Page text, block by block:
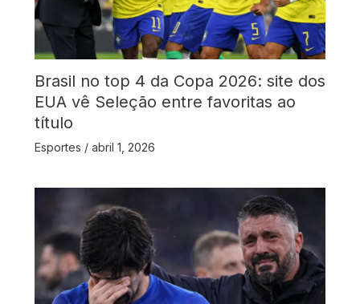
Brasil no top 4 da Copa 2026: site dos
EUA vê Seleção entre favoritas ao
título
Esportes / abril 1, 2026